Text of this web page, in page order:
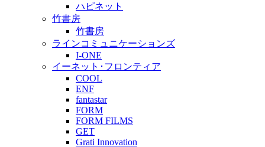
ハピネット
竹書房
竹書房
ラインコミュニケーションズ
I-ONE
イーネット･フロンティア
COOL
ENF
fantastar
FORM
FORM FILMS
GET
Grati Innovation